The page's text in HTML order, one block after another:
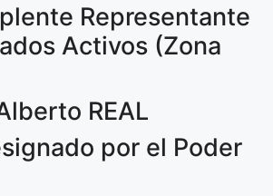
Representante
Activos (Zona
REAL
por el Poder